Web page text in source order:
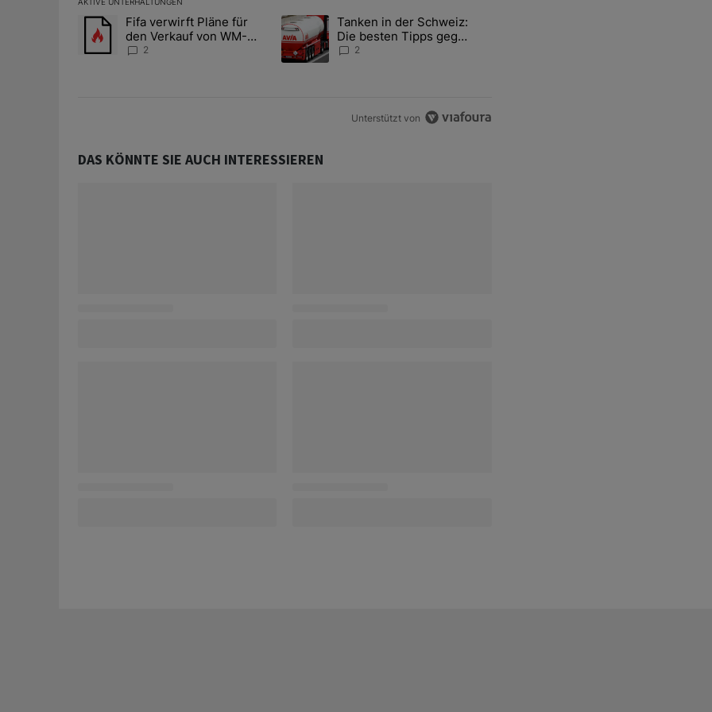
Das Folgende ist eine Liste der am meisten kommentierten Artikel der letzten 7 days.
Ein Trendartikel mit dem Titel "Fifa verwirft Pläne für den Verkauf von WM-Anteilen" mit 2 kommentare.
Fifa verwirft Pläne für
den Verkauf von WM-
Anteilen
2
Ein Trendartikel mit dem Titel "Tanken in der Schweiz: Die besten Tipps gegen
Tanken in der Schweiz:
Die besten Tipps gegen
teuren Sprit
2
Unterstützt von
DAS KÖNNTE SIE AUCH INTERESSIEREN